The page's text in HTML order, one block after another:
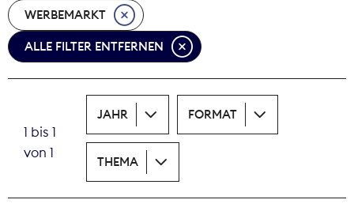
Nova Award
Print
WERBEMARKT
ALLE FILTER ENTFERNEN
1 bis 1
von 1
JAHR FORMAT
THEMA